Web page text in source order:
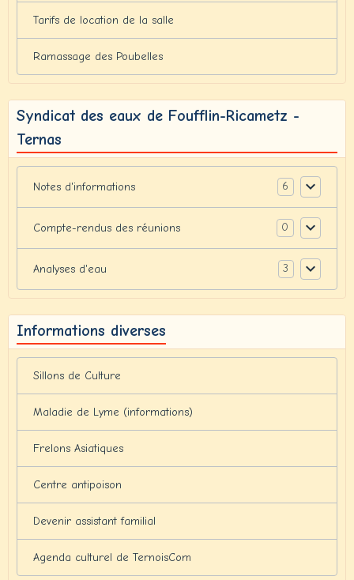
Tarifs de location de la salle
Ramassage des Poubelles
Syndicat des eaux de Foufflin-Ricametz -
Ternas
Notes d'informations 6
Compte-rendus des réunions 0
Analyses d'eau 3
Informations diverses
Sillons de Culture
Maladie de Lyme (informations)
Frelons Asiatiques
Centre antipoison
Devenir assistant familial
Agenda culturel de TernoisCom